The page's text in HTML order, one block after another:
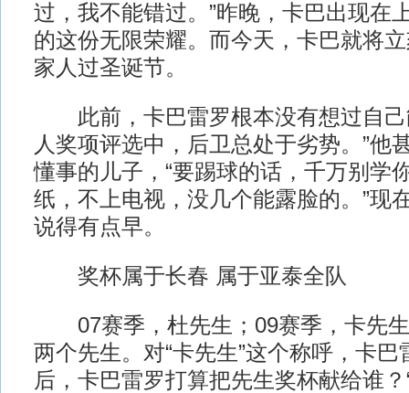
过，我不能错过。”昨晚，卡巴出现在
的这份无限荣耀。而今天，卡巴就将
家人过圣诞节。
此前，卡巴雷罗根本没有想过自己
人奖项评选中，后卫总处于劣势。”他
懂事的儿子，“要踢球的话，千万别学
纸，不上电视，没几个能露脸的。”现
说得有点早。
奖杯属于长春 属于亚泰全队
07赛季，杜先生；09赛季，卡先生
两个先生。对“卡先生”这个称呼，卡
后，卡巴雷罗打算把先生奖杯献给谁